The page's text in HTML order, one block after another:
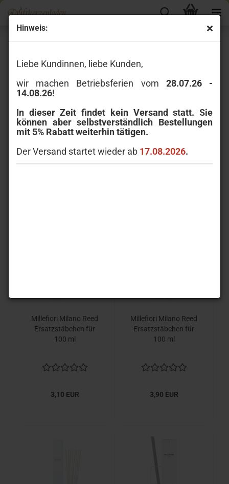
Hinweis:
Liebe Kundinnen, liebe Kunden,
wir machen Betriebsferien vom 28.07.26 -
14.08.26!
In dieser Zeit findet kein Versand statt. Sie
können aber selbstverständlich Bestellungen
mit 5% Rabatt weiterhin tätigen.
Der Versand startet wieder ab 17.08.2026.
Zona ist die Millefiori Linie, in der raffinierte Düfte auf Eleganz und
Liebe zum Detail treffen.
Millefiori Milano Reed
Ersatzstäbchen für
100 ml
3,10 EUR
Millefiori Milano Reed
Ersatzstäbchen für
100 ml
3,90 EUR